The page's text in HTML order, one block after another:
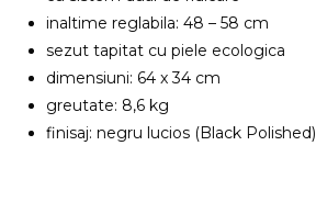
inaltime reglabila: 48 – 58 cm
sezut tapitat cu piele ecologica
dimensiuni: 64 x 34 cm
greutate: 8,6 kg
finisaj: negru lucios (Black Polished)